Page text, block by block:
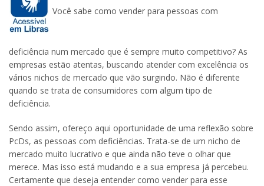
Você sabe como vender para pessoas com
deficiência num mercado que é sempre muito competitivo? As
empresas estão atentas, buscando atender com excelência os
vários nichos de mercado que vão surgindo. Não é diferente
quando se trata de consumidores com algum tipo de
deficiência.
Sendo assim, ofereço aqui oportunidade de uma reflexão sobre
PcDs, as pessoas com deficiências. Trata-se de um nicho de
mercado muito lucrativo e que ainda não teve o olhar que
merece. Mas isso está mudando e a sua empresa já percebeu.
Certamente que deseja entender como vender para esse